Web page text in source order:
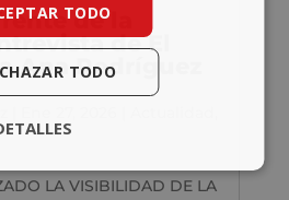
de la
de El
Ana Rodríguez
LA VISIBILIDAD DE LA
TODO
TODO